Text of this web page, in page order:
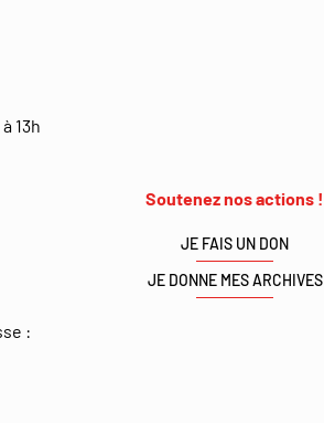
13h
:
Soutenez nos actions !
JE FAIS UN DON
JE DONNE MES ARCHIVES